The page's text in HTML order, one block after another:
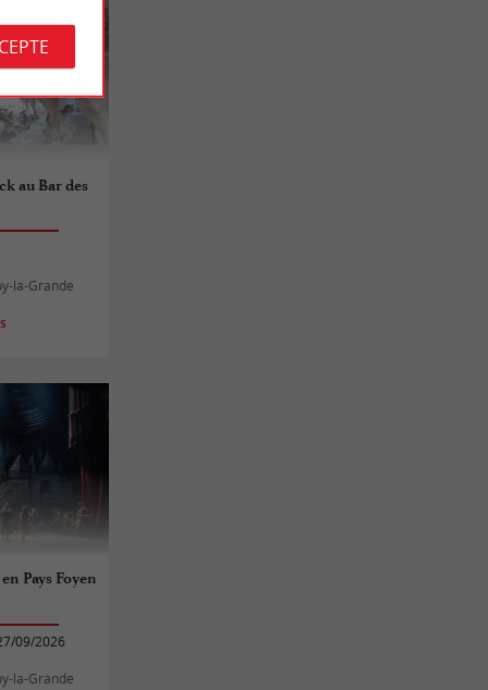
au Bar des
la-Grande
Pays Foyen
09/2026
la-Grande